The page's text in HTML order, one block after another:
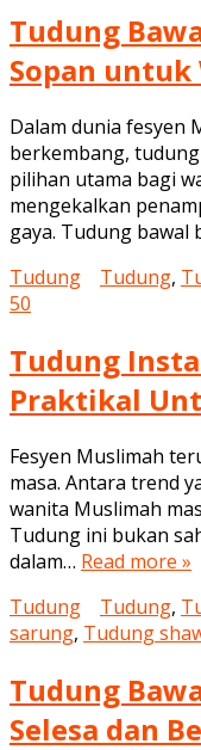
Tudung
Sopan untuk
Dalam dunia fesyen
berkembang,
pilihan utama bagi
mengekalkan
gaya. Tudung bawal
Tudung
Tudung,
50
Tudung
Praktikal
Fesyen Muslimah
masa. Antara trend
wanita Muslimah
Tudung ini bukan
dalam… Read more »
Tudung
Tudung,
sarung, Tudung
Tudung
Selesa dan